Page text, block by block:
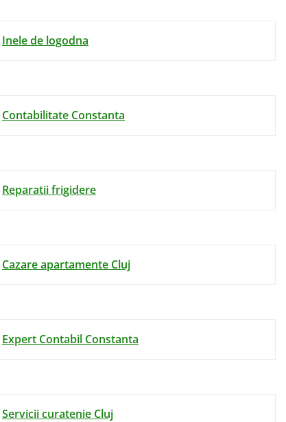
Inele de logodna
Contabilitate Constanta
Reparatii frigidere
Cazare apartamente Cluj
Expert Contabil Constanta
Servicii curatenie Cluj